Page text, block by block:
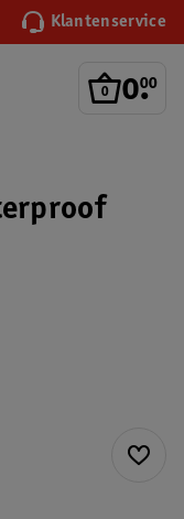
Klantenservice
0.
00